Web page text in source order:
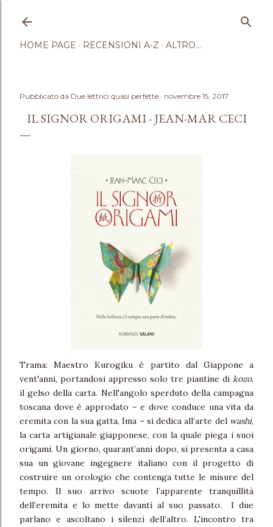
HOME PAGE RECENSIONI A-Z ALTRO…
Pubblicato da Due lettrici quasi perfette novembre 15, 2017
IL SIGNOR ORIGAMI - JEAN-MAR CECI
Trama: Maestro Kurogiku è partito dal Giappone a
vent'anni, portandosi appresso solo tre piantine di kozo,
il gelso della carta. Nell'angolo sperduto della campagna
toscana dove è approdato – e dove conduce una vita da
eremita con la sua gatta, Ima – si dedica all’arte del washi,
la carta artigianale giapponese, con la quale piega i suoi
origami. Un giorno, quarant’anni dopo, si presenta a casa
sua un giovane ingegnere italiano con il progetto di
costruire un orologio che contenga tutte le misure del
tempo. Il suo arrivo scuote l’apparente tranquillità
dell’eremita e lo mette davanti al suo passato. I due
parlano e ascoltano i silenzi dell’altro. L'incontro tra